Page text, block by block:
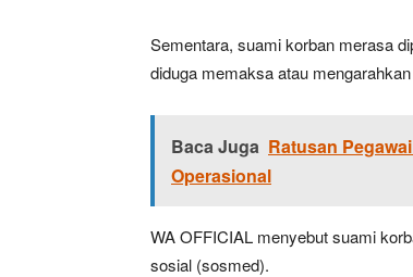
Sementara, suami korban merasa
diduga memaksa atau
Baca Juga Ratusan
Operasional
WA OFFICIAL menyebut suami
sosial (sosmed).